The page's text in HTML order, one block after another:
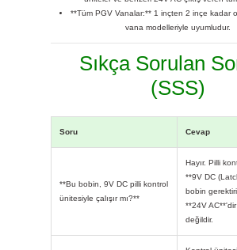
**Tüm PGV Vanalar:** 1 inçten 2 inçe kadar
vana modelleriyle uyumludur.
Sıkça Sorulan
(SSS)
Soru Cevap
**Bu bobin, 9V DC pilli kontrol
ünitesiyle çalışır mı?**
Hayır. Pilli
**9V DC
bobin
**24V
değildir.